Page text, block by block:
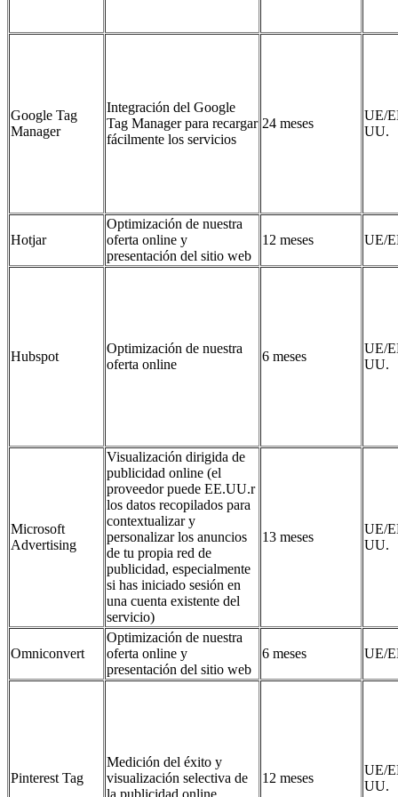
Google Tag
Manager
Integración del Google
Tag Manager para recargar
fácilmente los servicios
24 meses
UE/
UU.
Hotjar
Optimización de nuestra
oferta online y
presentación del sitio web
12 meses UE/
Hubspot
Optimización de nuestra
oferta online
6 meses
UE/
UU.
Microsoft
Advertising
Visualización dirigida de
publicidad online (el
proveedor puede EE.UU.r
los datos recopilados para
contextualizar y
personalizar los anuncios
de tu propia red de
publicidad, especialmente
si has iniciado sesión en
una cuenta existente del
servicio)
13 meses
UE/
UU.
Omniconvert
Optimización de nuestra
oferta online y
presentación del sitio web
6 meses UE/
Pinterest Tag
Medición del éxito y
visualización selectiva de
la publicidad online
12 meses
UE/
UU.